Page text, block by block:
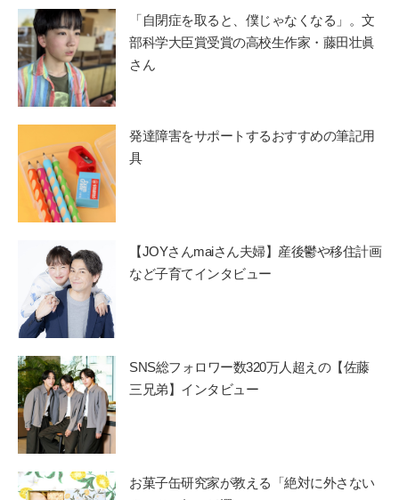
「自閉症を取ると、僕じゃなくなる」。文
部科学大臣賞受賞の高校生作家・藤田壮眞
さん
発達障害をサポートするおすすめの筆記用
具
【JOYさんmaiさん夫婦】産後鬱や移住計画
など子育てインタビュー
SNS総フォロワー数320万人超えの【佐藤
三兄弟】インタビュー
お菓子缶研究家が教える「絶対に外さない